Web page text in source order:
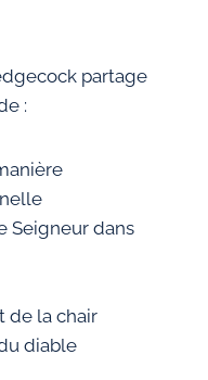
partage
:
Seigneur dans
de la chair
diable